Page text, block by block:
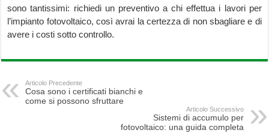
sono tantissimi: richiedi un preventivo a chi effettua i lavori per
l’impianto fotovoltaico, così avrai la certezza di non sbagliare e di
avere i costi sotto controllo.
Articolo Precedente
Cosa sono i certificati bianchi e
come si possono sfruttare
Articolo Successivo
Sistemi di accumulo per
fotovoltaico: una guida completa